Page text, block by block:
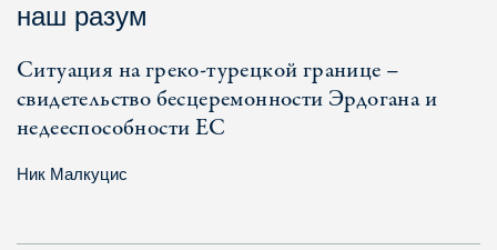
наш разум
Ситуация на греко-турецкой границе –
свидетельство бесцеремонности Эрдогана и
недееспособности ЕС
Ник Малкуцис